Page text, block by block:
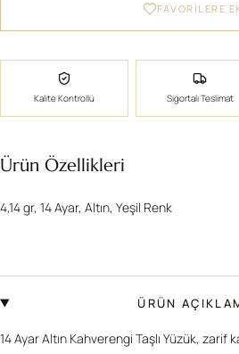
FAVORİLERE
Kalite Kontrollü Sigortalı Teslimat
Ürün Özellikleri
4,14 gr, 14 Ayar, Altın, Yeşil Renk
ÜRÜN
14 Ayar Altın Kahverengi Taşlı Yüzük,